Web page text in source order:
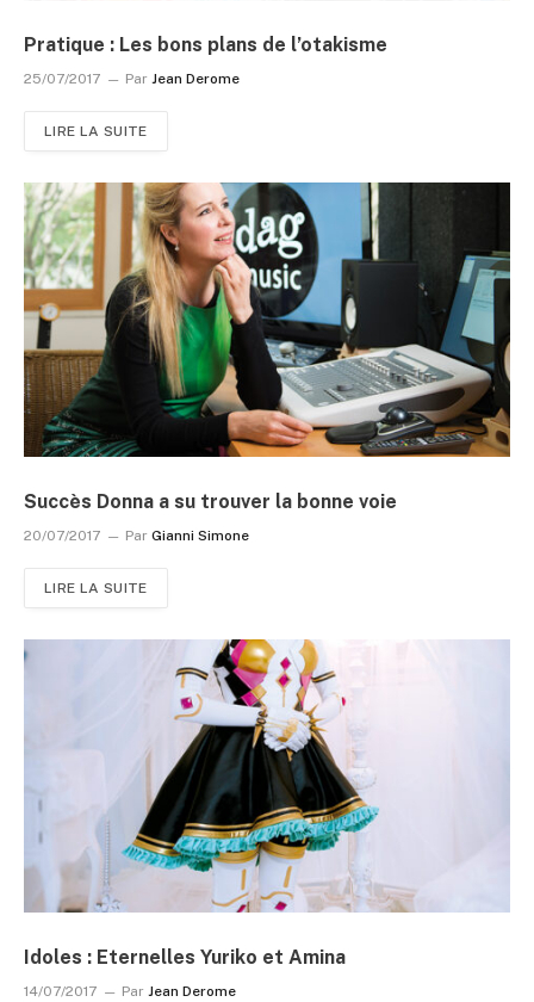
Pratique : Les bons plans de l’otakisme
25/07/2017 Par Jean Derome
LIRE LA SUITE
Succès Donna a su trouver la bonne voie
20/07/2017 Par Gianni Simone
LIRE LA SUITE
Idoles : Eternelles Yuriko et Amina
14/07/2017 Par Jean Derome